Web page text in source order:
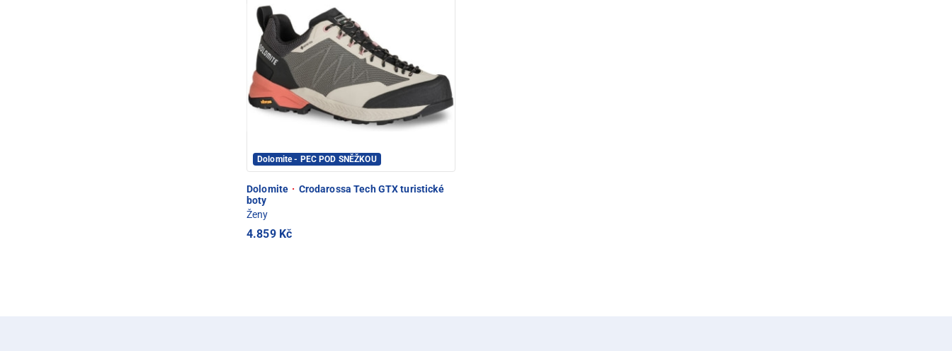
Dolomite - PEC POD SNĚŽKOU
Dolomite · Crodarossa Tech GTX turistické
boty
Ženy
4.859 Kč